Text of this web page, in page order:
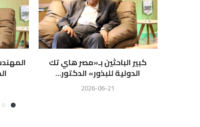
كبير الباحثين بـ«مصر هاي تك
الدولية للبذور» الدكتور...
2026-06-21